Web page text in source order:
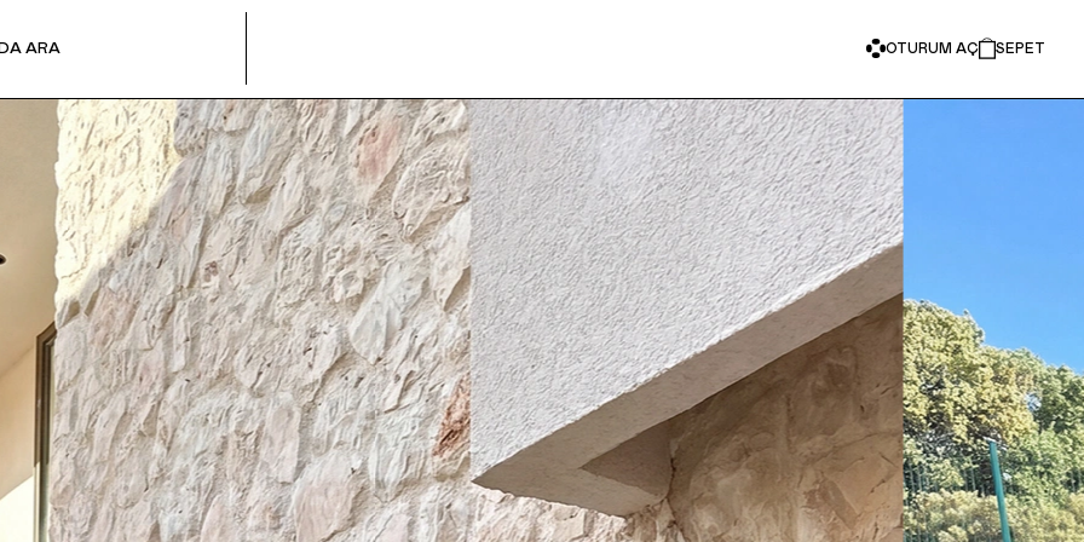
OTURUM AÇ SEPET